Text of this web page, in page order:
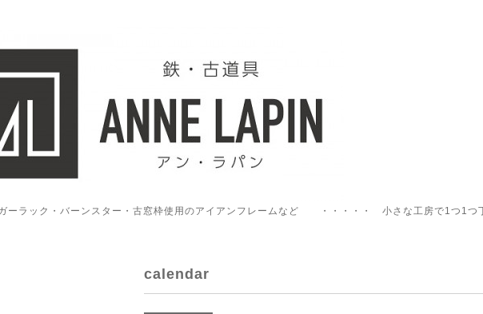
ーラック・バーンスター・古窓枠使用のアイアンフレームなど ・・・・・ 小さな工房で1つ1
calendar